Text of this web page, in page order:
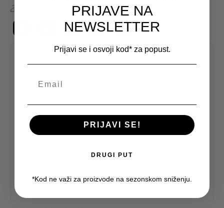
Peglati sa najvišom temperaturom ploče do 110°C
O proizvodu
MUŠKI SAKO 5050 povezuje klasičnu eleganciju i
savremen način oblačenja. Donosi balans između
Kombinacija 62% POLIESTER 35% VISKOZA 3% LIKRA
pruža lep pad materijala, udobnost i dovoljno
diskretan dodatak koji sve povezuje.
PRIJAVE NA
NEWSLETTER
Prijavi se i osvoji kod* za popust.
PRIJAVI SE!
DRUGI PUT
*Kod ne važi za proizvode na sezonskom sniženju.